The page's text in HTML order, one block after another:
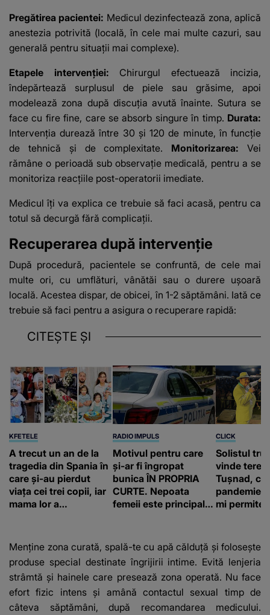
Pregătirea pacientei: Medicul dezinfectează zona, aplică
anestezia potrivită (locală, în cele mai multe cazuri, sau
generală pentru situații mai complexe).
Etapele intervenției: Chirurgul efectuează incizia,
îndepărtează surplusul de piele sau grăsime, apoi
modelează zona după discuția avută înainte. Sutura se
face cu fire fine, care se absorb singure în timp. Durata:
Intervenția durează între 30 și 120 de minute, în funcție
de tehnică și de complexitate. Monitorizarea:Vei
rămâne o perioadă sub observație medicală, pentru a se
monitoriza reacțiile post-operatorii imediate.
Medicul îți va explica ce trebuie să faci acasă, pentru ca
totul să decurgă fără complicații.
Recuperarea după intervenție
După procedură, pacientele se confruntă, de cele mai
multe ori, cu umflături, vânătăi sau o durere ușoară
locală. Acestea dispar, de obicei, în 1-2 săptămâni. Iată ce
trebuie să faci pentru a asigura o recuperare rapidă:
CITEȘTE ȘI
KFETELE
A trecut un an de la
tragedia din Spania în
care și-au pierdut
viața cei trei copii, iar
mama lor a…
RADIO IMPULS
Motivul pentru care
și-ar fi îngropat
bunica ÎN PROPRIA
CURTE. Nepoata
femeii este principalul
DESCOPERIT DE
ANCHETATORI a șocat
localnicii
CLICK
Solistul
vinde
Tușnad,
pandemie:
mi permite
Menține zona curată, spală-te cu apă călduță și folosește
produse special destinate îngrijirii intime. Evită lenjeria
strâmtă și hainele care presează zona operată. Nu face
efort fizic intens și amână contactul sexual timp de
câteva săptămâni, după recomandarea medicului.